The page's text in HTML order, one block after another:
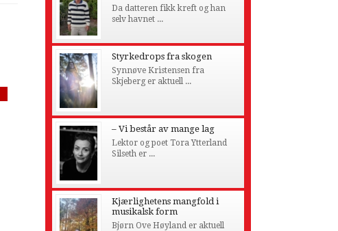
Da datteren fikk kreft og han
selv havnet ...
Styrkedrops fra skogen
Synnøve Kristensen fra
Skjeberg er aktuell ...
– Vi består av mange lag
Lektor og poet Tora Ytterland
Silseth er ...
Kjærlighetens mangfold i
musikalsk form
Bjørn Ove Høyland er aktuell